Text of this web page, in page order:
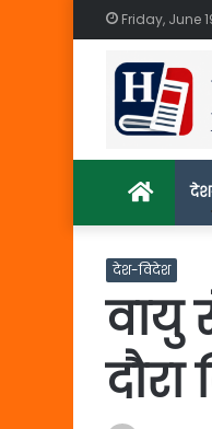
Friday, June
Home
देश-विदेश
वायु
दौरा